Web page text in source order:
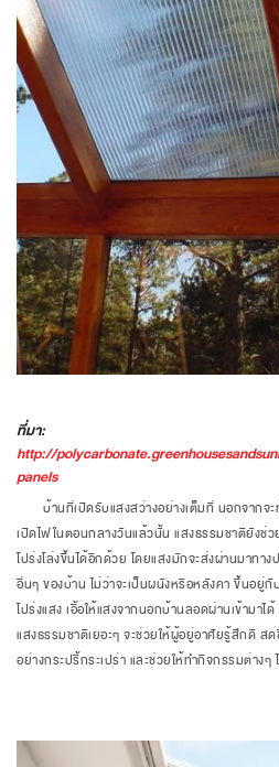
ที่มา:
http://
panels
บ้านที่เปิดรับแสงสว่างอย่างเต็มที่ นอกจากจะ
เปิดไฟในตอนกลางวันแล้วนั้น แสงธรรมชาติยังช่
โปร่งโล่งขึ้นได้อีกด้วย โดยแสงมักจะส่งผ่านมาทา
อื่นๆ ของบ้าน ไม่ว่าจะเป็นผนังหรือหลังคา ขึ้นอยู่
โปร่งแสง เอื้อให้แสงจากนอกบ้านลอดผ่านเข้ามา
แสงธรรมชาติเยอะๆ จะช่วยให้ผู้อยู่อาศัยรู้สึกดี ส
อย่างกระปรี้กระเปร่า และช่วยให้ทำกิจกรรมต่าง